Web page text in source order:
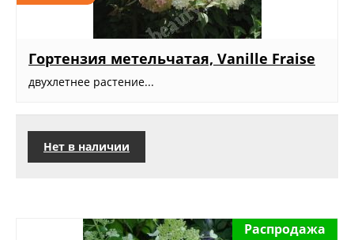
Гортензия метельчатая, Vanille Fraise
двухлетнее растение...
Нет в наличии
Распродажа